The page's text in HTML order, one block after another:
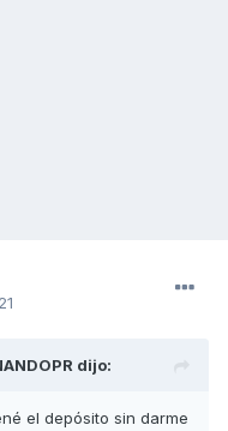
dijo:
el depósito sin darme